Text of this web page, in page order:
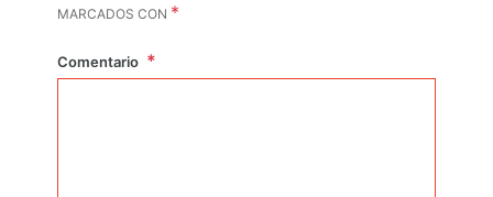
MARCADOS CON *
Comentario